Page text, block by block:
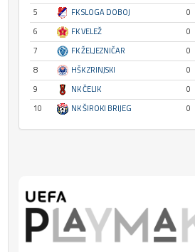
5
FK SLOGA DOBOJ 0
6
FK VELEŽ 0
7
FK ŽELJEZNIČAR 0
8
HŠK ZRINJSKI 0
9
NK ČELIK 0
10
NK ŠIROKI BRIJEG 0